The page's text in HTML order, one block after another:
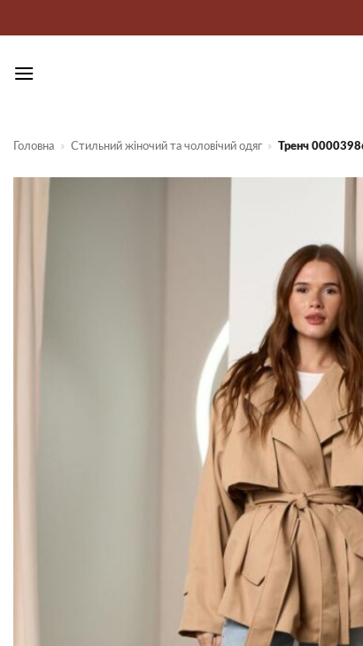
Головна » Стильний жіночий та чоловічий одяг » Тренч